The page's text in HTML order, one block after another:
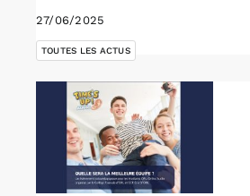
27/06/2025
TOUTES LES ACTUS